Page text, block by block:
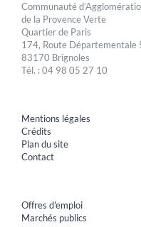
Communauté
de la Provence Verte
Quartier de Paris
174, Route Départementale
83170 Brignoles
Tél. : 04 98 05 27 10
Mentions légales
Crédits
Plan du site
Contact
Offres d'emploi
Marchés publics